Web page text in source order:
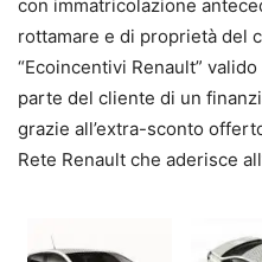
con immatricolazione
rottamare e di proprietà del
“Ecoincentivi Renault”
parte del cliente di un
grazie all’extra-sconto
Rete Renault che aderisce